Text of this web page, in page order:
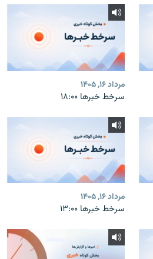
مرداد ۱۶, ۱۴۰۵
سرخط خبرها ۱۸:۰۰
مرداد ۱۶, ۱۴۰۵
سرخط خبرها ۱۳:۰۰